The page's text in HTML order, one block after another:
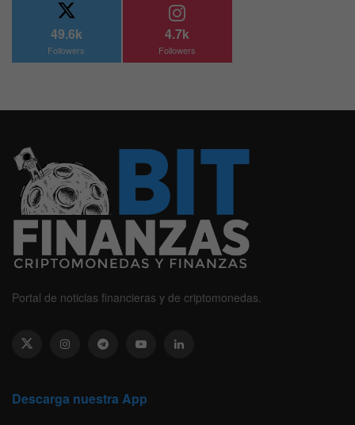
49.6k
Followers
4.7k
Followers
Portal de noticias financieras y de criptomonedas.
Descarga nuestra App